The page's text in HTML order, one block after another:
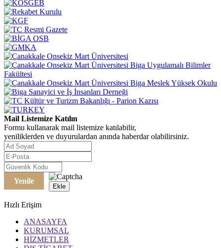
Mail Listemize Katılın
Formu kullanarak mail listemize katılabilir,
yeniliklerden ve duyurulardan anında haberdar olabilirsiniz.
Yenile
Ekle
Hızlı Erişim
ANASAYFA
KURUMSAL
HİZMETLER